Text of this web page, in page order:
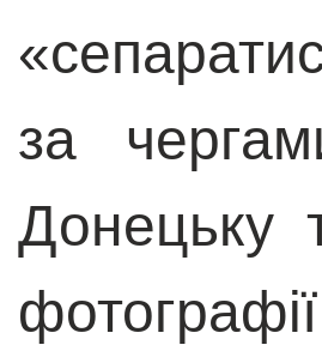
за
Донецьку